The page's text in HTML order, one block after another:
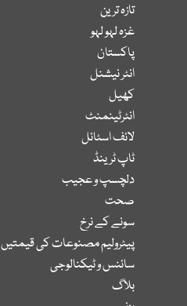
تازہ ترین
غزہ لہو لہو
پاکستان
انٹر نیشنل
کھیل
انٹرٹینمنٹ
لائف اسٹائل
ٹاپ ٹرینڈ
دلچسپ و عجیب
صحت
سونے کے نرخ
پیٹرولیم مصنوعات کی قیمتیں
سائنس و ٹیکنالوجی
بلاگ